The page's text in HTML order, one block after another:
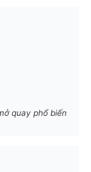
quay phổ biến